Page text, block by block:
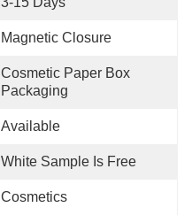
Magnetic Closure
Cosmetic Paper Box
Packaging
Available
White Sample Is Free
Cosmetics